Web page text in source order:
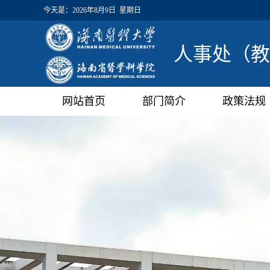
今天是： 2026年8月9日 星期日
人事处（
网站首页 部门简介 政策法规